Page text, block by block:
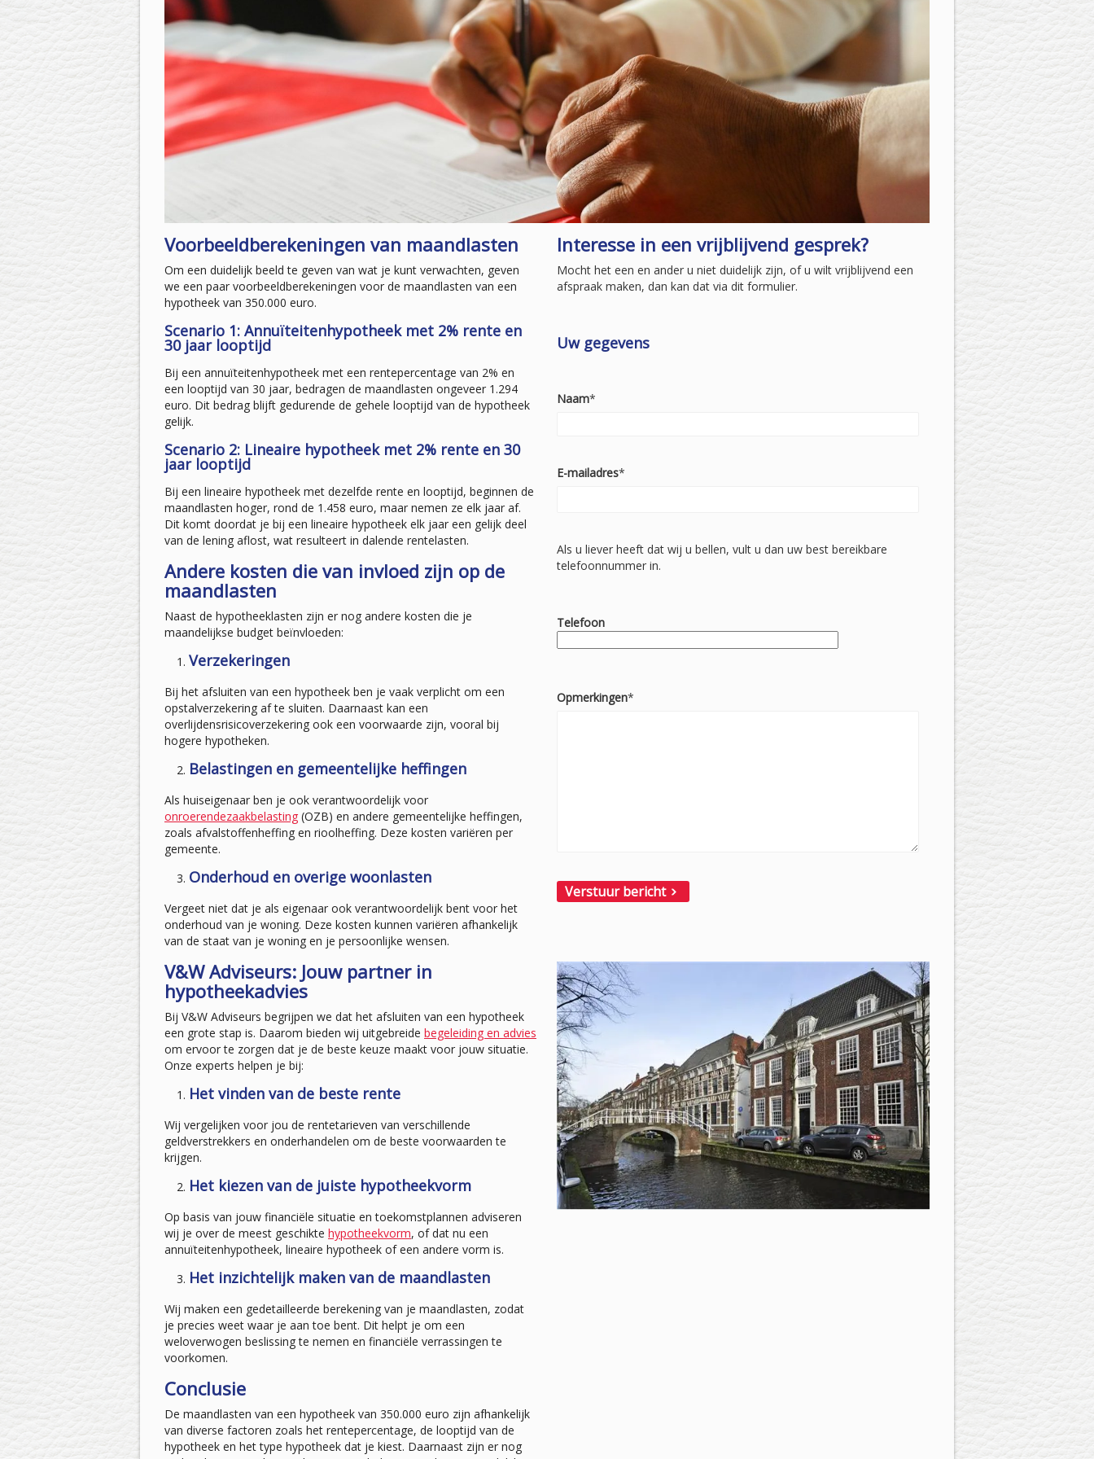
Voorbeeldberekeningen van maandlasten
Om een duidelijk beeld te geven van wat je kunt verwachten, geven
we een paar voorbeeldberekeningen voor de maandlasten van een
hypotheek van 350.000 euro.
Scenario 1: Annuïteitenhypotheek met 2% rente en
30 jaar looptijd
Bij een annuïteitenhypotheek met een rentepercentage van 2% en
een looptijd van 30 jaar, bedragen de maandlasten ongeveer 1.294
euro. Dit bedrag blijft gedurende de gehele looptijd van de hypotheek
gelijk.
Scenario 2: Lineaire hypotheek met 2% rente en 30
jaar looptijd
Bij een lineaire hypotheek met dezelfde rente en looptijd, beginnen de
maandlasten hoger, rond de 1.458 euro, maar nemen ze elk jaar af.
Dit komt doordat je bij een lineaire hypotheek elk jaar een gelijk deel
van de lening aflost, wat resulteert in dalende rentelasten.
Andere kosten die van invloed zijn op de
maandlasten
Naast de hypotheeklasten zijn er nog andere kosten die je
maandelijkse budget beïnvloeden:
Verzekeringen
Bij het afsluiten van een hypotheek ben je vaak verplicht om een
opstalverzekering af te sluiten. Daarnaast kan een
overlijdensrisicoverzekering ook een voorwaarde zijn, vooral bij
hogere hypotheken.
Belastingen en gemeentelijke heffingen
Als huiseigenaar ben je ook verantwoordelijk voor
onroerendezaakbelasting (OZB) en andere gemeentelijke heffingen,
zoals afvalstoffenheffing en rioolheffing. Deze kosten variëren per
gemeente.
Onderhoud en overige woonlasten
Vergeet niet dat je als eigenaar ook verantwoordelijk bent voor het
onderhoud van je woning. Deze kosten kunnen variëren afhankelijk
van de staat van je woning en je persoonlijke wensen.
Interesse in een vrijblijvend gesprek?
Mocht het een en ander u niet duidelijk zijn, of u wilt vrijblijvend een
afspraak maken, dan kan dat via dit formulier.
Uw gegevens
Naam*
E-mailadres*
Als u liever heeft dat wij u bellen, vult u dan uw best bereikbare
telefoonnummer in.
Telefoon
Opmerkingen*
V&W Adviseurs: Jouw partner in
hypotheekadvies
Bij V&W Adviseurs begrijpen we dat het afsluiten van een hypotheek
een grote stap is. Daarom bieden wij uitgebreide begeleiding en advies
om ervoor te zorgen dat je de beste keuze maakt voor jouw situatie.
Onze experts helpen je bij:
Het vinden van de beste rente
Wij vergelijken voor jou de rentetarieven van verschillende
geldverstrekkers en onderhandelen om de beste voorwaarden te
krijgen.
Het kiezen van de juiste hypotheekvorm
Op basis van jouw financiële situatie en toekomstplannen adviseren
wij je over de meest geschikte hypotheekvorm, of dat nu een
annuïteitenhypotheek, lineaire hypotheek of een andere vorm is.
Het inzichtelijk maken van de maandlasten
Wij maken een gedetailleerde berekening van je maandlasten, zodat
je precies weet waar je aan toe bent. Dit helpt je om een
weloverwogen beslissing te nemen en financiële verrassingen te
voorkomen.
Conclusie
De maandlasten van een hypotheek van 350.000 euro zijn afhankelijk
van diverse factoren zoals het rentepercentage, de looptijd van de
hypotheek en het type hypotheek dat je kiest. Daarnaast zijn er nog